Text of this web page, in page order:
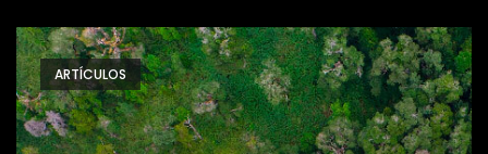
ARTÍCULOS